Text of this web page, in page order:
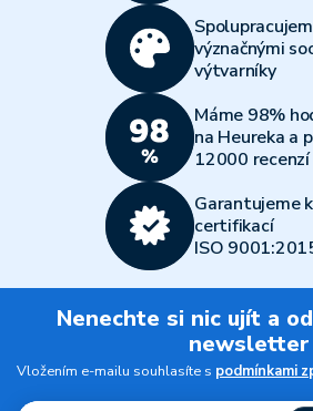
význačnými
výtvarníky
Máme 98%
na Heureka a
12000 recenzí
Garantujeme
certifikací
ISO
Nenechte si nic ujít a
newsletter
Vložením e-mailu souhlasíte s podmínkami